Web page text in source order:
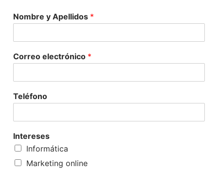
Nombre y Apellidos *
Correo electrónico *
Teléfono
Intereses
Informática
Marketing online